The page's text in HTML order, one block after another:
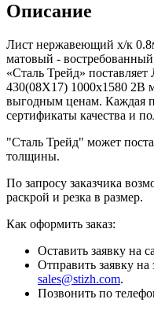
Описание
Лист нержавеющий х/к
матовый -
«Сталь Трейд»
430(08X17) 1000х1580
выгодным ценам. Каждая
сертификаты качества и
"Сталь Трейд" может
толщины.
По запросу заказчика
раскрой и резка в размер.
Как оформить заказ:
Оставить заявку на
Отправить заявку
sales@stizh.com.
Позвонить по